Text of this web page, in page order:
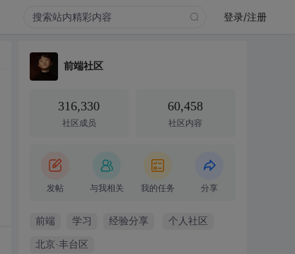
登录/注册
前端社区
316,330
社区成员
60,458
社区内容
发帖 与我相关 我的任务 分享
前端 学习 经验分享 个人社区
北京·丰台区